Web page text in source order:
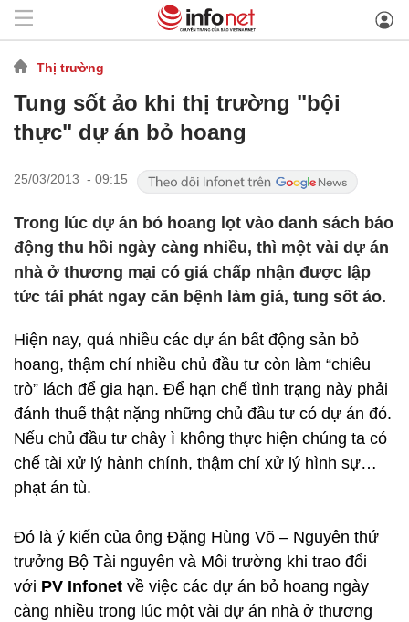
Thị trường
Tung sốt ảo khi thị trường "bội
thực" dự án bỏ hoang
25/03/2013 - 09:15
Trong lúc dự án bỏ hoang lọt vào danh sách báo
động thu hồi ngày càng nhiều, thì một vài dự án
nhà ở thương mại có giá chấp nhận được lập
tức tái phát ngay căn bệnh làm giá, tung sốt ảo.
Hiện nay, quá nhiều các dự án bất động sản bỏ
hoang, thậm chí nhiều chủ đầu tư còn làm “chiêu
trò” lách để gia hạn. Để hạn chế tình trạng này phải
đánh thuế thật nặng những chủ đầu tư có dự án đó.
Nếu chủ đầu tư chây ì không thực hiện chúng ta có
chế tài xử lý hành chính, thậm chí xử lý hình sự…
phạt án tù.
Đó là ý kiến của ông Đặng Hùng Võ – Nguyên thứ
trưởng Bộ Tài nguyên và Môi trường khi trao đổi
với PV Infonet về việc các dự án bỏ hoang ngày
càng nhiều trong lúc một vài dự án nhà ở thương